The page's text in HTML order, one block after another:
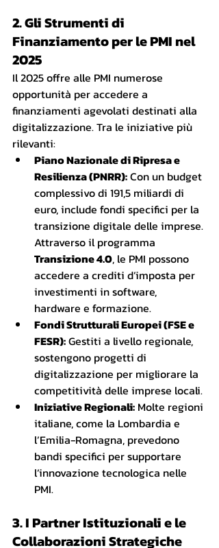
2. Gli Strumenti di
Finanziamento per le PMI nel
2025
Il 2025 offre alle PMI numerose
opportunità per accedere a
finanziamenti agevolati destinati alla
digitalizzazione. Tra le iniziative più
rilevanti:
Piano Nazionale di Ripresa e
Resilienza (PNRR): Con un budget
complessivo di 191,5 miliardi di
euro, include fondi specifici per la
transizione digitale delle imprese.
Attraverso il programma
Transizione 4.0, le PMI possono
accedere a crediti d’imposta per
investimenti in software,
hardware e formazione.
Fondi Strutturali Europei (FSE e
FESR): Gestiti a livello regionale,
sostengono progetti di
digitalizzazione per migliorare la
competitività delle imprese locali.
Iniziative Regionali: Molte regioni
italiane, come la Lombardia e
l’Emilia-Romagna, prevedono
bandi specifici per supportare
l’innovazione tecnologica nelle
PMI.
3. I Partner Istituzionali e le
Collaborazioni Strategiche